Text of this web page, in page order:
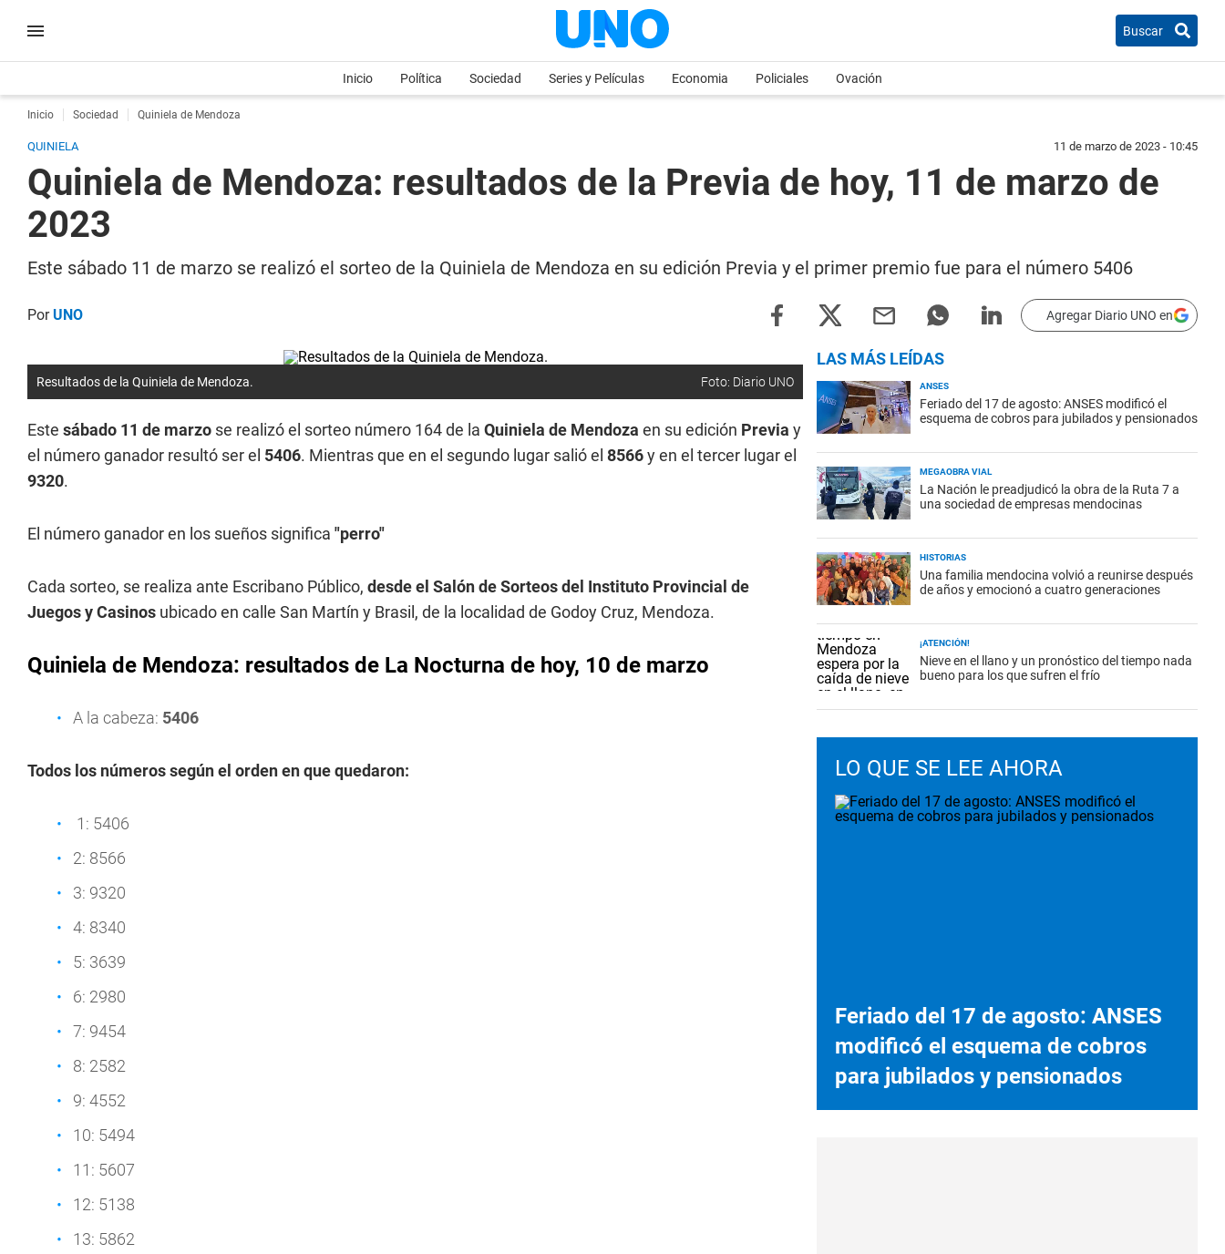
Buscar
Inicio Política Sociedad Series y Películas Economia Policiales Ovación
Inicio Sociedad Quiniela de Mendoza
QUINIELA 11 de marzo de 2023 - 10:45
Quiniela de Mendoza: resultados de la Previa de hoy, 11 de marzo de
2023
Este sábado 11 de marzo se realizó el sorteo de la Quiniela de Mendoza en su edición Previa y el primer premio fue para el número 5406
PorUNO Agregar Diario UNO en
Resultados de la Quiniela de Mendoza. Foto: Diario UNO
Este sábado 11 de marzo se realizó el sorteo número 164 de la Quiniela de Mendoza en su edición Previa y
el número ganador resultó ser el 5406. Mientras que en el segundo lugar salió el 8566y en el tercer lugar el
9320.
El número ganador en los sueños significa "perro"
Cada sorteo, se realiza ante Escribano Público, desde el Salón de Sorteos del Instituto Provincial de
Juegos y Casinos ubicado en calle San Martín y Brasil, de la localidad de Godoy Cruz, Mendoza.
Quiniela de Mendoza: resultados de La Nocturna de hoy, 10 de marzo
A la cabeza: 5406
Todos los números según el orden en que quedaron:
1: 5406
2: 8566
3: 9320
4: 8340
5: 3639
6: 2980
7: 9454
8: 2582
9: 4552
10: 5494
11: 5607
12: 5138
13: 5862
LAS MÁS LEÍDAS
ANSES
Feriado del 17 de agosto: ANSES modificó el
esquema de cobros para jubilados y pensionados
MEGAOBRA VIAL
La Nación le preadjudicó la obra de la Ruta 7 a
una sociedad de empresas mendocinas
HISTORIAS
Una familia mendocina volvió a reunirse después
de años y emocionó a cuatro generaciones
¡ATENCIÓN!
Nieve en el llano y un pronóstico del tiempo nada
bueno para los que sufren el frío
LO QUE SE LEE AHORA
Feriado del 17 de agosto: ANSES
modificó el esquema de cobros
para jubilados y pensionados